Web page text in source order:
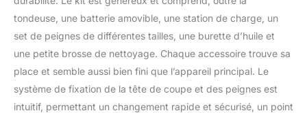
est une référence de
fiabilité pour les
particuliers et les
toiletteurs
professionnels, offrant
une durabilité bien
supérieure aux modèles
tondeuse, une batterie amovible, une station de charge, un
set de peignes de différentes tailles, une burette d’huile et
une petite brosse de nettoyage. Chaque accessoire trouve sa
place et semble aussi bien fini que l’appareil principal. Le
système de fixation de la tête de coupe et des peignes est
intuitif, permettant un changement rapide et sécurisé, un point